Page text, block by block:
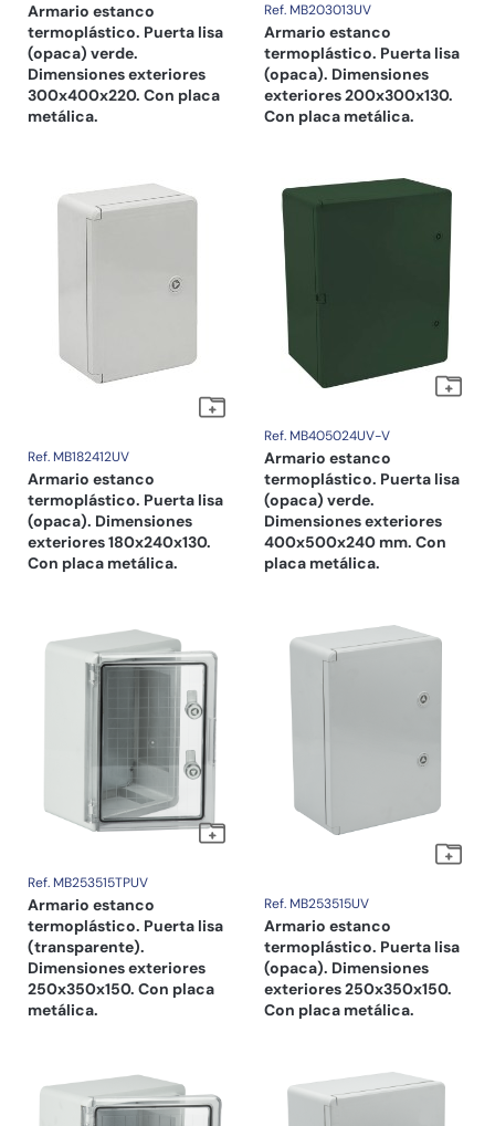
Armario estanco
termoplástico. Puerta lisa
(opaca) verde.
Dimensiones exteriores
300x400x220. Con placa
metálica.
Ref. MB203013UV
Armario estanco
termoplástico. Puerta lisa
(opaca). Dimensiones
exteriores 200x300x130.
Con placa metálica.
Ref. MB182412UV
Armario estanco
termoplástico. Puerta lisa
(opaca). Dimensiones
exteriores 180x240x130.
Con placa metálica.
Ref. MB405024UV-V
Armario estanco
termoplástico. Puerta lisa
(opaca) verde.
Dimensiones exteriores
400x500x240 mm. Con
placa metálica.
Ref. MB253515TPUV
Armario estanco
termoplástico. Puerta lisa
(transparente).
Dimensiones exteriores
250x350x150. Con placa
metálica.
Ref. MB253515UV
Armario estanco
termoplástico. Puerta lisa
(opaca). Dimensiones
exteriores 250x350x150.
Con placa metálica.